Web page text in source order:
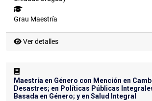
Grau Maestría
Ver detalles
Maestría en Género con Mención en
Desastres; en Políticas Públicas
Basada en Género; y en Salud Integral